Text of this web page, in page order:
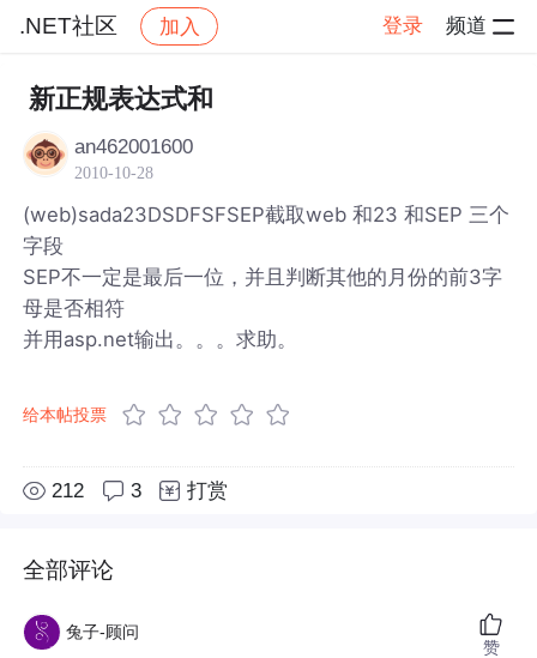
.NET社区 加入 登录 频道
社区 .NET社区
新正规表达式和
an462001600
2010-10-28
(web)sada23DSDFSFSEP截取web 和23 和SEP 三个
字段
SEP不一定是最后一位，并且判断其他的月份的前3字
母是否相符
并用asp.net输出。。。求助。
给本帖投票
212 3 打赏
全部评论
兔子-顾问
赞